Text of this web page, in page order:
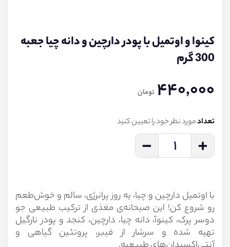
کینوا و اوتمیل با پودر دارچین و دانه چیا جعبه
300 گرم
440,000 تومان
تعدادمورد نظر خود را تعیین کنید
+
1
-
با اوتمیل دارچین و چیا، یه روز پرانرژی، سالم و خوش‌طعم
رو شروع کن! این صبحانه‌ی مغذی از ترکیب طبیعی جو
دوسر پرک، کینوآ، دانه چیا، دارچین، کنجد و پودر نارگیل
تهیه شده و سرشار از فیبر، پروتئین گیاهی و